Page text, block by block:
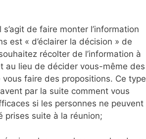
s’agit de faire monter l’information
est « d’éclairer la décision » de
récolter de l’information à
au lieu de décider vous-même des
faire des propositions. Ce type
par la suite comment vous
si les personnes ne peuvent
prises suite à la réunion;